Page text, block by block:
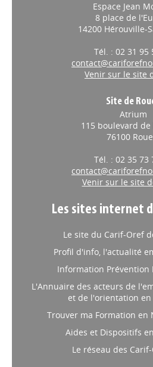
Espace Jean
8 place de
14200 Hérouville-
Tél. : 02 31 95
Venir sur le site
Site de
Atrium
115 boulevard de
76100
Tél. : 02 35 73
Venir sur le site
Les sites internet
Le site du Carif-Oref
Profil d'info, l'actualité
Information Prévention
L'Annuaire des acteurs de
et de l'orientation
Trouver ma Formation en
Aides et Dispositifs
Le réseau des